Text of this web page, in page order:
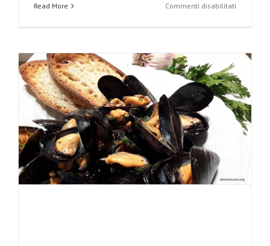
Read More Commenti disabilitati